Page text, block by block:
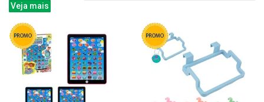
Veja mais